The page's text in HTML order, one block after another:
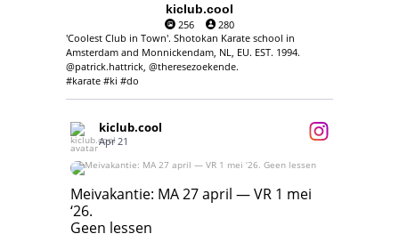
kiclub.cool
256
280
'Coolest Club in Town'. Shotokan Karate school in
Amsterdam and Monnickendam, NL, EU. EST. 1994.
@patrick.hattrick, @theresezoekende.
#karate #ki #do
kiclub.cool
Apr 21
Meivakantie: MA 27 april — VR 1 mei ‘26.
Geen lessen
Meivakantie: MA 27 april — VR 1 mei
‘26.
Geen lessen